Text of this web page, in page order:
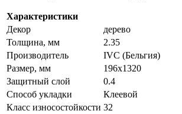
Характеристики
Декор
дерево
Толщина, мм
2.35
Производитель
IVC (Бельгия)
Размер, мм
196х1320
Защитный слой
0.4
Способ укладки
Клеевой
Класс износостойкости 32